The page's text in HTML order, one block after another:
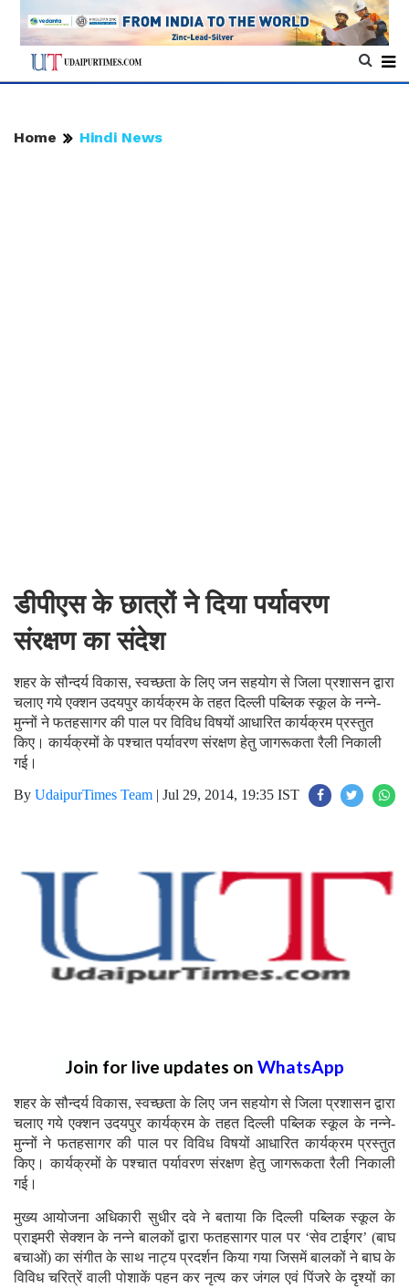
Home Hindi News
डीपीएस के छात्रों ने दिया पर्यावरण
संरक्षण का संदेश
शहर के सौन्दर्य विकास, स्वच्छता के लिए जन सहयोग से जिला प्रशासन द्वारा
चलाए गये एक्शन उदयपुर कार्यक्रम के तहत दिल्ली पब्लिक स्कूल के नन्ने-
मुन्नों ने फतहसागर की पाल पर विविध विषयों आधारित कार्यक्रम प्रस्तुत
किए। कार्यक्रमों के पश्चात पर्यावरण संरक्षण हेतु जागरूकता रैली निकाली
गई।
By UdaipurTimes Team | Jul 29, 2014, 19:35 IST
Join for live updates on WhatsApp
शहर के सौन्दर्य विकास, स्वच्छता के लिए जन सहयोग से जिला प्रशासन द्वारा
चलाए गये एक्शन उदयपुर कार्यक्रम के तहत दिल्ली पब्लिक स्कूल के नन्ने-
मुन्नों ने फतहसागर की पाल पर विविध विषयों आधारित कार्यक्रम प्रस्तुत
किए। कार्यक्रमों के पश्चात पर्यावरण संरक्षण हेतु जागरूकता रैली निकाली
गई।
मुख्य आयोजना अधिकारी सुधीर दवे ने बताया कि दिल्ली पब्लिक स्कूल के
प्राइमरी सेक्शन के नन्ने बालकों द्वारा फतहसागर पाल पर ‘सेव टाईगर’ (बाघ
बचाओं) का संगीत के साथ नाट्य प्रदर्शन किया गयाजिसमें बालकों ने बाघ के
विविध चरित्रें वाली पोशाकें पहन कर नृत्य कर जंगल एवं पिंजरे के दृश्यों का